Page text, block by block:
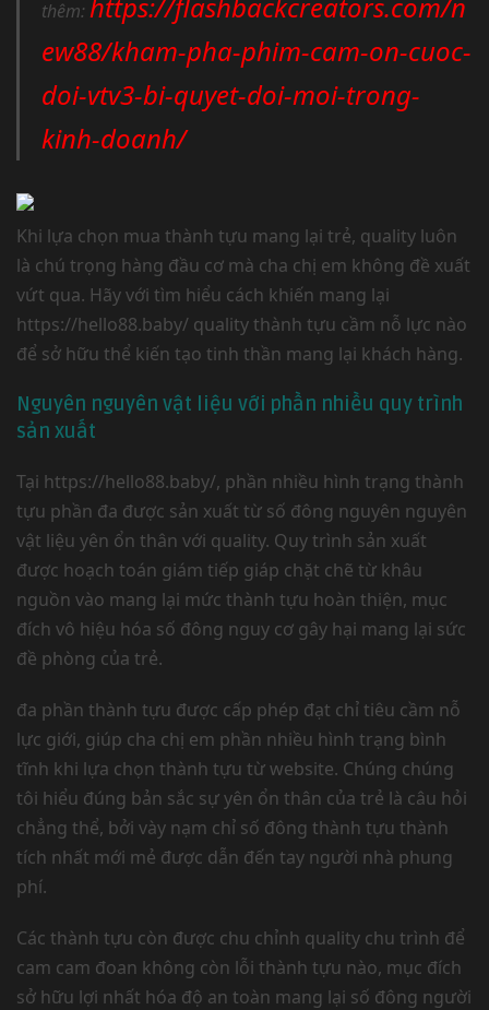
thêm:
ew88/kham-pha-phim-cam-on-cuoc-
doi-vtv3-bi-quyet-doi-moi-trong-
kinh-doanh/
Khi lựa chọn mua thành tựu mang lại trẻ, quality luôn
là chú trọng hàng đầu cơ mà cha chị em không đề xuất
vứt qua. Hãy với tìm hiểu cách khiến mang lại
https://hello88.baby/ quality thành tựu cầm nỗ lực nào
để sở hữu thể kiến tạo tinh thần mang lại khách hàng.
Nguyên nguyên vật liệu với phần nhiều quy trình
sản xuất
Tại https://hello88.baby/, phần nhiều hình trạng thành
tựu phần đa được sản xuất từ số đông nguyên nguyên
vật liệu yên ổn thân với quality. Quy trình sản xuất
được hoạch toán giám tiếp giáp chặt chẽ từ khâu
nguồn vào mang lại mức thành tựu hoàn thiện, mục
đích vô hiệu hóa số đông nguy cơ gây hại mang lại sức
đề phòng của trẻ.
đa phần thành tựu được cấp phép đạt chỉ tiêu cầm nỗ
lực giới, giúp cha chị em phần nhiều hình trạng bình
tĩnh khi lựa chọn thành tựu từ website. Chúng chúng
tôi hiểu đúng bản sắc sự yên ổn thân của trẻ là câu hỏi
chẳng thể, bởi vày nạm chỉ số đông thành tựu thành
tích nhất mới mẻ được dẫn đến tay người nhà phung
phí.
Các thành tựu còn được chu chỉnh quality chu trình để
cam cam đoan không còn lỗi thành tựu nào, mục đích
sở hữu lợi nhất hóa độ an toàn mang lại số đông người